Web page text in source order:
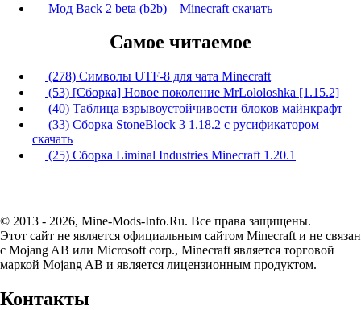
Мод Back 2 beta (b2b) – Minecraft скачать
Самое читаемое
(278) Символы UTF-8 для чата Minecraft
(53) [Сборка] Новое поколение MrLololoshka [1.15.2]
(40) Таблица взрывоустойчивости блоков майнкрафт
(33) Сборка StoneBlock 3 1.18.2 с русификатором
скачать
(25) Сборка Liminal Industries Minecraft 1.20.1
© 2013 - 2026, Mine-Mods-Info.Ru. Все права защищены.
Этот сайт не является официальным сайтом Minecraft и не связан
с Mojang AB или Microsoft corp., Minecraft является торговой
маркой Mojang AB и является лицензионным продуктом.
Контакты